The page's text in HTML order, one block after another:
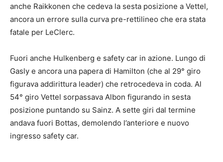
anche Raikkonen che cedeva la sesta posizione a Vettel,
ancora un errore sulla curva pre-rettilineo che era stata
fatale per LeClerc.
Fuori anche Hulkenberg e safety car in azione. Lungo di
Gasly e ancora una papera di Hamilton (che al 29° giro
figurava addirittura leader) che retrocedeva in coda. Al
54° giro Vettel sorpassava Albon figurando in sesta
posizione puntando su Sainz. A sette giri dal termine
andava fuori Bottas, demolendo l’anteriore e nuovo
ingresso safety car.